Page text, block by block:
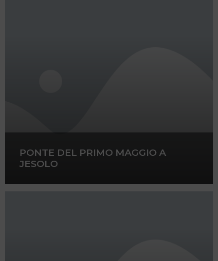
PONTE DEL PRIMO MAGGIO A
JESOLO